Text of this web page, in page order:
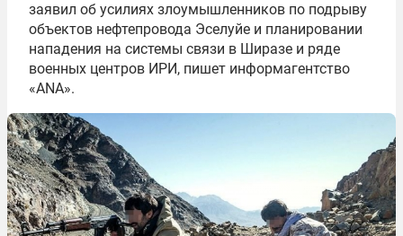
заявил об усилиях злоумышленников по подрыву
объектов нефтепровода Эселуйе и планировании
нападения на системы связи в Ширазе и ряде
военных центров ИРИ, пишет информагентство
«ANA».